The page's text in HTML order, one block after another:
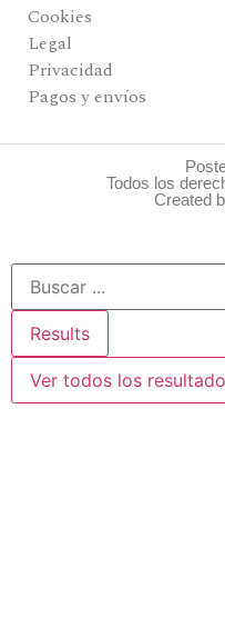
Cookies
Legal
Privacidad
Pagos y envíos
Todos los
Created
Results
Ver todos los